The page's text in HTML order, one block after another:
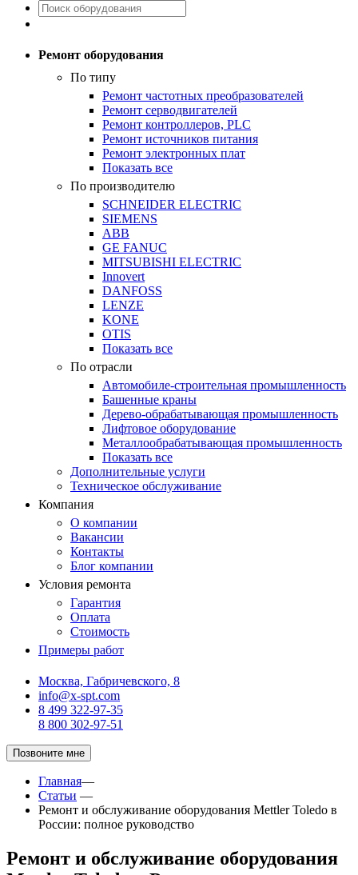
Ремонт оборудования
По типу
Ремонт частотных преобразователей
Ремонт серводвигателей
Ремонт контроллеров, PLC
Ремонт источников питания
Ремонт электронных плат
Показать все
По производителю
SCHNEIDER ELECTRIC
SIEMENS
ABB
GE FANUC
MITSUBISHI ELECTRIC
Innovert
DANFOSS
LENZE
KONE
OTIS
Показать все
По отрасли
Автомобиле-строительная промышленность
Башенные краны
Дерево-обрабатывающая промышленность
Лифтовое оборудование
Металлообрабатывающая промышленность
Показать все
Дополнительные услуги
Техническое обслуживание
Компания
О компании
Вакансии
Контакты
Блог компании
Условия ремонта
Гарантия
Оплата
Стоимость
Примеры работ
Москва, Габричевского, 8
info@x-spt.com
8 499 322-97-35
8 800 302-97-51
Позвоните мне
Главная—
Статьи —
Ремонт и обслуживание оборудования Mettler Toledo в
России: полное руководство
Ремонт и обслуживание оборудования